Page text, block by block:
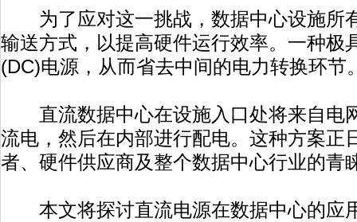
为了应对这一挑战，数据中心设施所
输送方式，以提高硬件运行效率。一种极
(DC)电源，从而省去中间的电力转换环节
直流数据中心在设施入口处将来自电
流电，然后在内部进行配电。这种方案正
者、硬件供应商及整个数据中心行业的青
本文将探讨直流电源在数据中心的应